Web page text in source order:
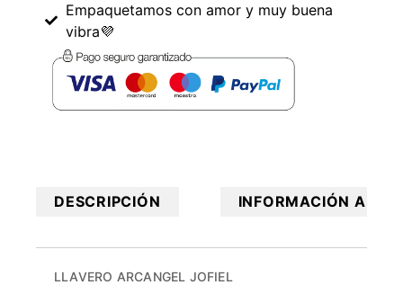
Empaquetamos con amor y muy buena
vibra💜
DESCRIPCIÓN INFORMACIÓN
LLAVERO ARCANGEL JOFIEL